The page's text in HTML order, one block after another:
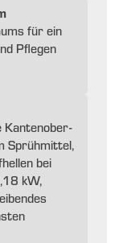
für ein
Pflegen
Kantenober-
Sprühmittel,
bei
kW,